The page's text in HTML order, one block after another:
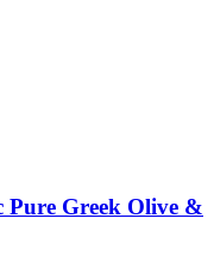
Pure Greek Olive &